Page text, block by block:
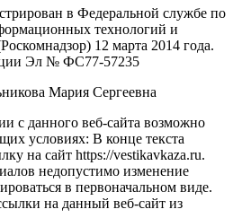
в Федеральной службе по
технологий и
12 марта 2014 года.
Эл № ФС77-57235
Мария Сергеевна
с данного веб-сайта возможно
условиях: В конце текста
на сайт https://vestikavkaza.ru.
недопустимо изменение
в первоначальном виде.
на данный веб-сайт из